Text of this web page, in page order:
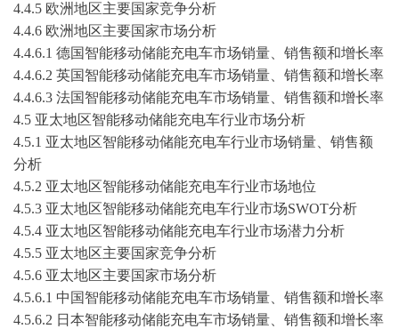
4.4.5 欧洲地区主要国家竞争分析
4.4.6 欧洲地区主要国家市场分析
4.4.6.1 德国 智能移动储能充电车市场销量、销售额和增长率
4.4.6.2 英国 智能移动储能充电车市场销量、销售额和增长率
4.4.6.3 法国 智能移动储能充电车市场销量、销售额和增长率
4.5 亚太地区智能移动储能充电车行业市场分析
4.5.1 亚太地区智能移动储能充电车行业市场销量、销售额
分析
4.5.2 亚太地区智能移动储能充电车行业市场地位
4.5.3 亚太地区智能移动储能充电车行业市场SWOT分析
4.5.4 亚太地区智能移动储能充电车行业市场潜力分析
4.5.5 亚太地区主要国家竞争分析
4.5.6 亚太地区主要国家市场分析
4.5.6.1 中国 智能移动储能充电车市场销量、销售额和增长率
4.5.6.2 日本智能移动储能充电车市场销量、销售额和增长率